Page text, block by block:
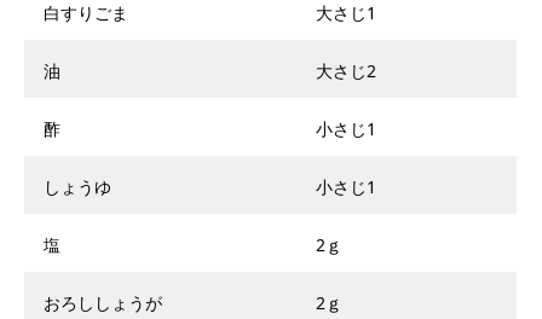
白すりごま 大さじ1
油 大さじ2
酢 小さじ1
しょうゆ 小さじ1
塩 2ｇ
おろししょうが 2ｇ